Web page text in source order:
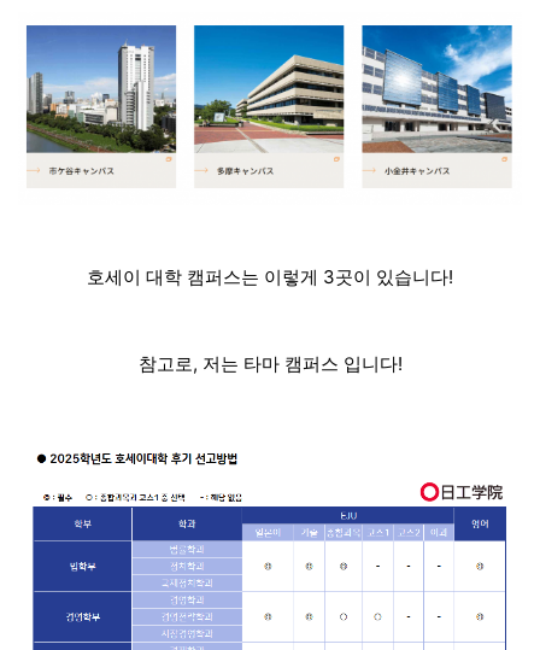
호세이 대학 캠퍼스는 이렇게 3곳이 있습니다!
참고로, 저는 타마 캠퍼스 입니다!